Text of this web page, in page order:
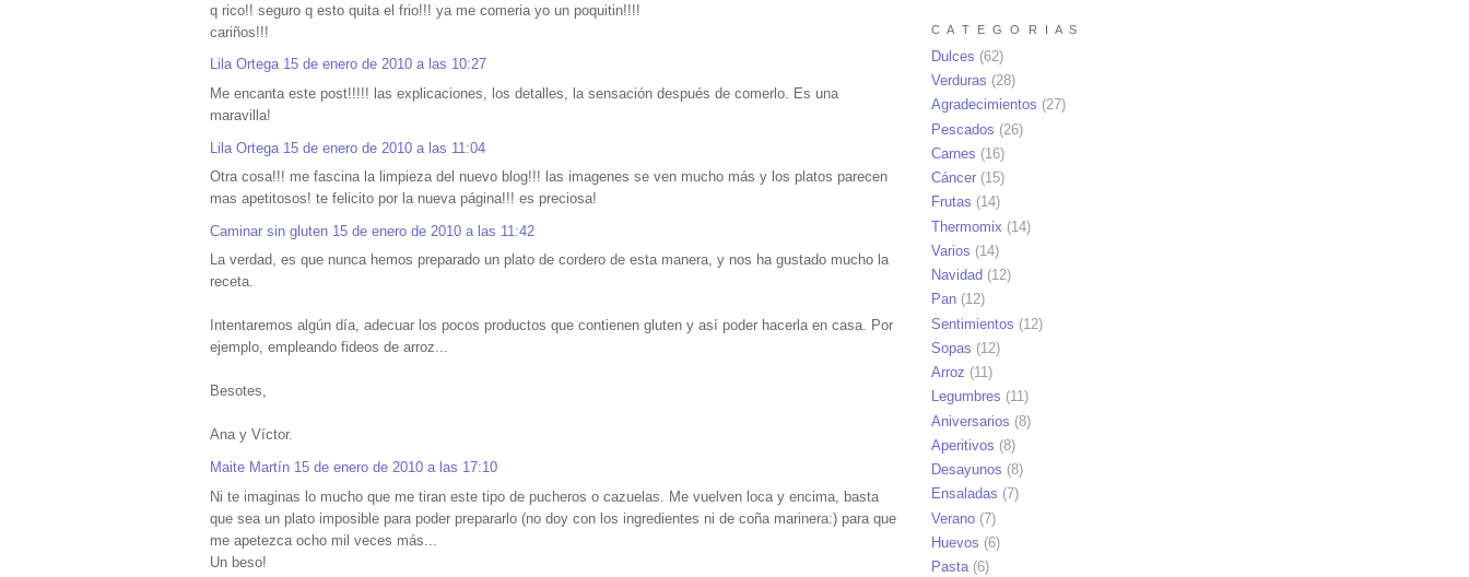
q rico!! seguro q esto quita el frio!!! ya me comeria yo un poquitin!!!!
cariños!!!
Lila Ortega 15 de enero de 2010 a las 10:27
Me encanta este post!!!!! las explicaciones, los detalles, la sensación después de comerlo. Es una
maravilla!
Lila Ortega 15 de enero de 2010 a las 11:04
Otra cosa!!! me fascina la limpieza del nuevo blog!!! las imagenes se ven mucho más y los platos parecen
mas apetitosos! te felicito por la nueva página!!! es preciosa!
Caminar sin gluten 15 de enero de 2010 a las 11:42
La verdad, es que nunca hemos preparado un plato de cordero de esta manera, y nos ha gustado mucho la
receta.
Intentaremos algún día, adecuar los pocos productos que contienen gluten y así poder hacerla en casa. Por
ejemplo, empleando fideos de arroz...
Besotes,
Ana y Víctor.
Maite Martín 15 de enero de 2010 a las 17:10
Ni te imaginas lo mucho que me tiran este tipo de pucheros o cazuelas. Me vuelven loca y encima, basta
que sea un plato imposible para poder prepararlo (no doy con los ingredientes ni de coña marinera:) para que
me apetezca ocho mil veces más...
Un beso!
C A T E G O R I A S
Dulces (62)
Verduras (28)
Agradecimientos (27)
Pescados (26)
Carnes (16)
Cáncer (15)
Frutas (14)
Thermomix (14)
Varios (14)
Navidad (12)
Pan (12)
Sentimientos (12)
Sopas (12)
Arroz (11)
Legumbres (11)
Aniversarios (8)
Aperitivos (8)
Desayunos (8)
Ensaladas (7)
Verano (7)
Huevos (6)
Pasta(6)